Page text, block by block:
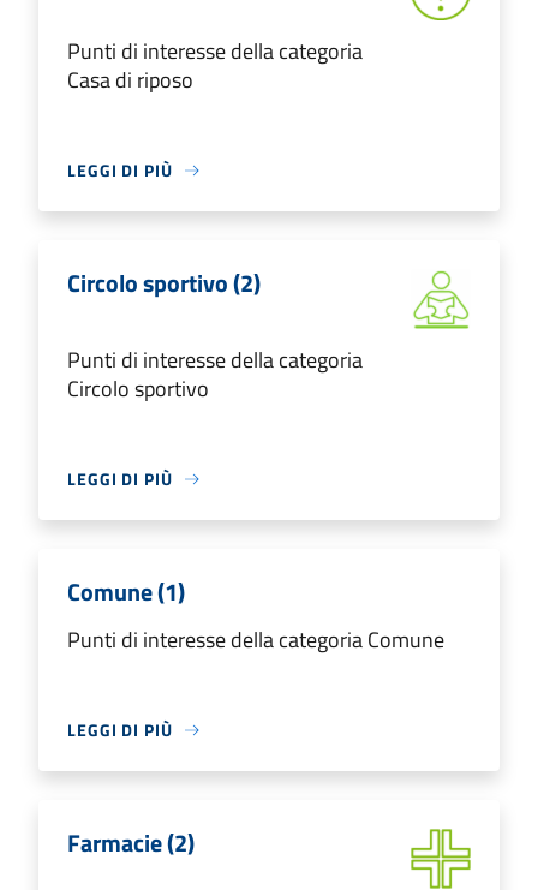
Punti di interesse della categoria
Casa di riposo
LEGGI DI PIÙ
Circolo sportivo (2)
Punti di interesse della categoria
Circolo sportivo
LEGGI DI PIÙ
Comune (1)
Punti di interesse della categoria Comune
LEGGI DI PIÙ
Farmacie (2)